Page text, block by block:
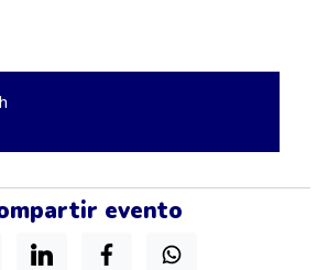
evento